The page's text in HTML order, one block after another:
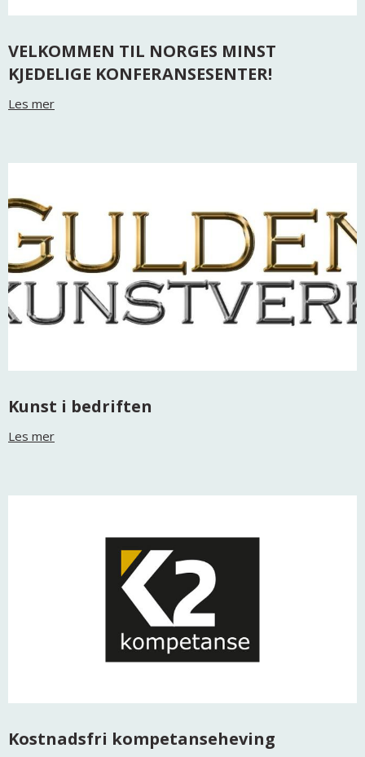
VELKOMMEN TIL NORGES MINST
KJEDELIGE KONFERANSESENTER!
Les mer
Kunst i bedriften
Les mer
Kostnadsfri kompetanseheving